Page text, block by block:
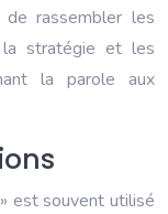
de rassembler les
la stratégie et les
la parole aux
est souvent utilisé